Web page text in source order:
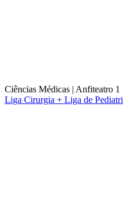
Ciências Médicas | Anfiteatro 1
Liga Cirurgia + Liga de